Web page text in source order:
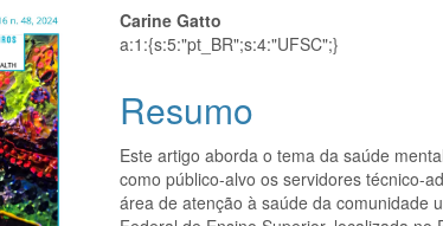
Conteúdo
do
artigo
principal
Carine Gatto
a:1:{s:5:"pt_BR";s:4:"UFSC";}
Resumo
Este artigo aborda o tema da saúde
como público-alvo os servidores técnico-
área de atenção à saúde da comunidade